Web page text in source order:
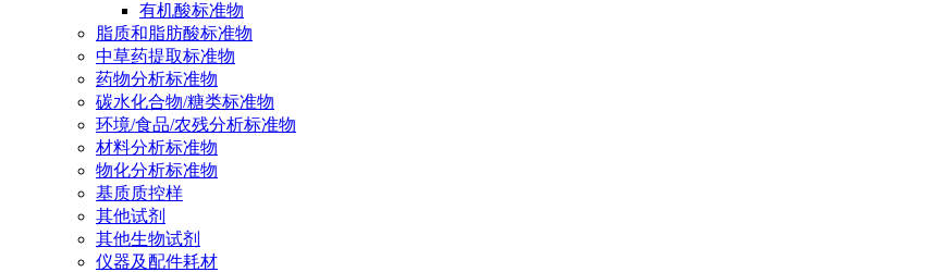
有机酸标准物
脂质和脂肪酸标准物
中草药提取标准物
药物分析标准物
碳水化合物/糖类标准物
环境/食品/农残分析标准物
材料分析标准物
物化分析标准物
基质质控样
其他试剂
其他生物试剂
仪器及配件耗材